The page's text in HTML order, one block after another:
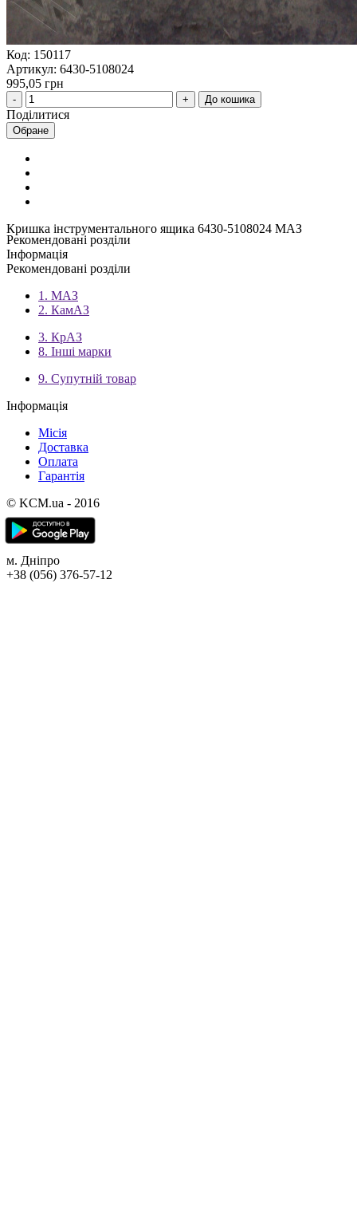
Код: 150117
Артикул: 6430-5108024
995,05 грн
До кошика
Поділитися
Обране
Кришка інструментального ящика 6430-5108024 МАЗ
Рекомендовані розділи
Інформація
Рекомендовані розділи
1. МАЗ
2. КамАЗ
3. КрАЗ
8. Інші марки
9. Супутній товар
Інформація
Місія
Доставка
Оплата
Гарантія
© KCM.ua - 2016
м. Дніпро
+38 (056) 376-57-12